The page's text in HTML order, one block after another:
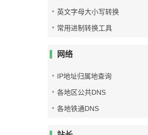
英文字母大小写转换
常用进制转换工具
网络
IP地址归属地查询
各地区公共DNS
各地铁通DNS